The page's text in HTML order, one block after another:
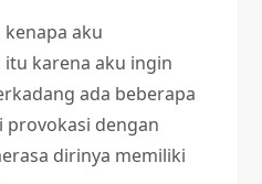
kenapa aku
itu karena aku ingin
ada beberapa
provokasi dengan
dirinya memiliki